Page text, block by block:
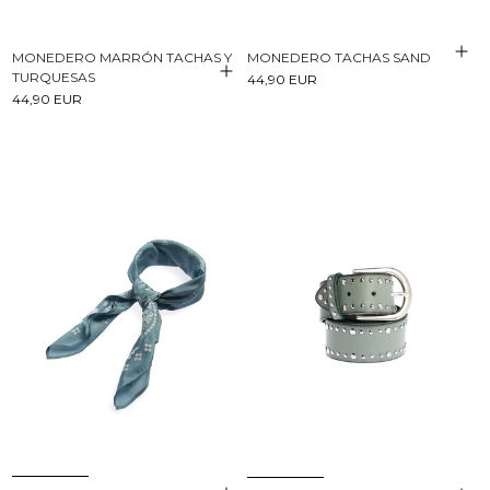
MONEDERO MARRÓN TACHAS Y
TURQUESAS
44,90 EUR
MONEDERO TACHAS SAND
44,90 EUR